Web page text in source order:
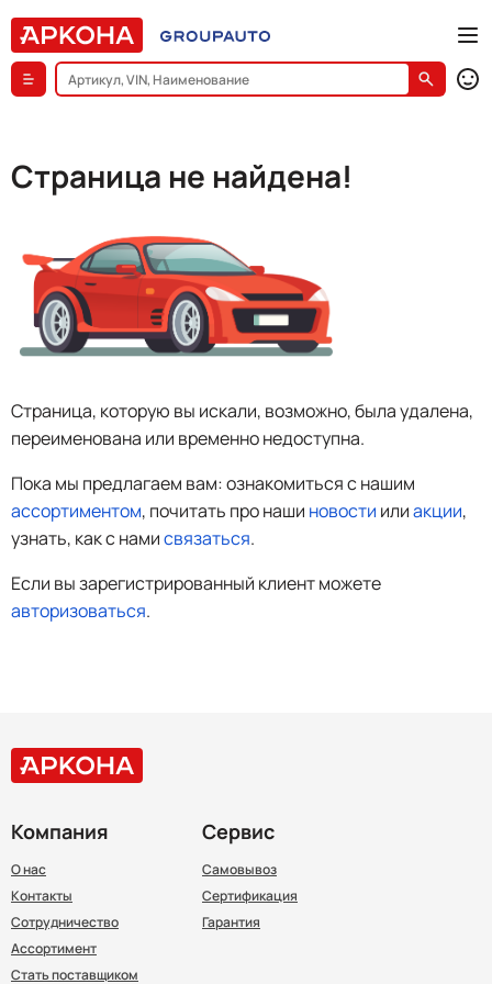
Страница не найдена!
Страница, которую вы искали, возможно, была удалена,
переименована или временно недоступна.
Пока мы предлагаем вам: ознакомиться с нашим
ассортиментом, почитать про наши новости илиакции,
узнать, как с намисвязаться.
Если вы зарегистрированный клиент можете
авторизоваться.
Компания
О нас
Контакты
Сотрудничество
Ассортимент
Стать поставщиком
Сервис
Самовывоз
Сертификация
Гарантия